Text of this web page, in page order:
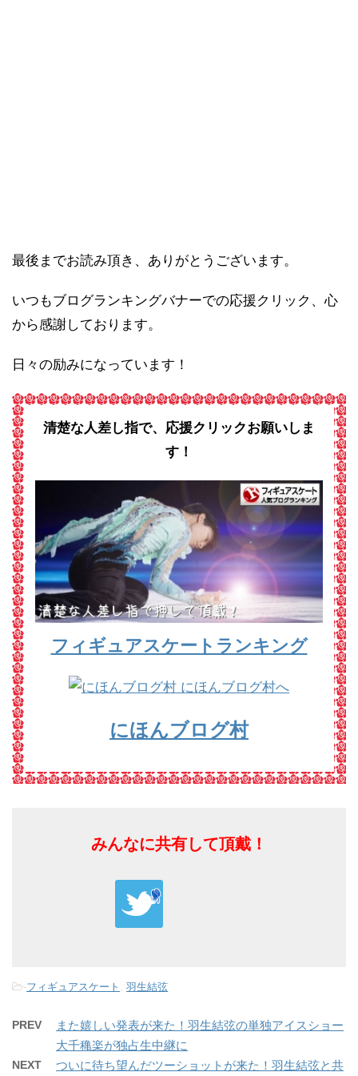
最後までお読み頂き、ありがとうございます。
いつもブログランキングバナーでの応援クリック、心
から感謝しております。
日々の励みになっています！
清楚な人差し指で、応援クリックお願いしま
す！
フィギュアスケートランキング
にほんブログ村
みんなに共有して頂戴！
-フィギュアスケート , 羽生結弦
PREV
また嬉しい発表が来た！羽生結弦の単独アイスショー
大千穐楽が独占生中継に
NEXT
ついに待ち望んだツーショットが来た！羽生結弦と共